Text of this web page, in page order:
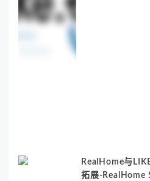
RealHome与
拓展-RealHome